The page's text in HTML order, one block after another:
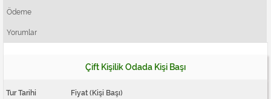
Ödeme
Yorumlar
Çift Kişilik Odada Kişi Başı
Tur Tarihi
Fiyat (Kişi Başı)